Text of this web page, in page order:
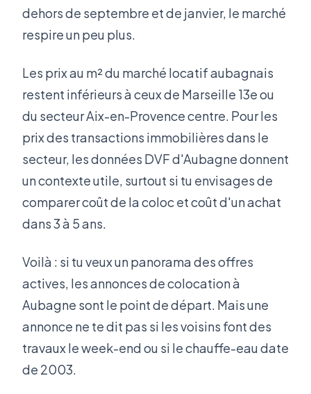
dehors de septembre et de janvier, le marché
respire un peu plus.
Les prix au m² du marché locatif aubagnais
restent inférieurs à ceux de Marseille 13e ou
du secteur Aix-en-Provence centre. Pour les
prix des transactions immobilières dans le
secteur, les données DVF d'Aubagne donnent
un contexte utile, surtout si tu envisages de
comparer coût de la coloc et coût d'un achat
dans 3 à 5 ans.
Voilà : si tu veux un panorama des offres
actives, les annonces de colocation à
Aubagne sont le point de départ. Mais une
annonce ne te dit pas si les voisins font des
travaux le week-end ou si le chauffe-eau date
de 2003.